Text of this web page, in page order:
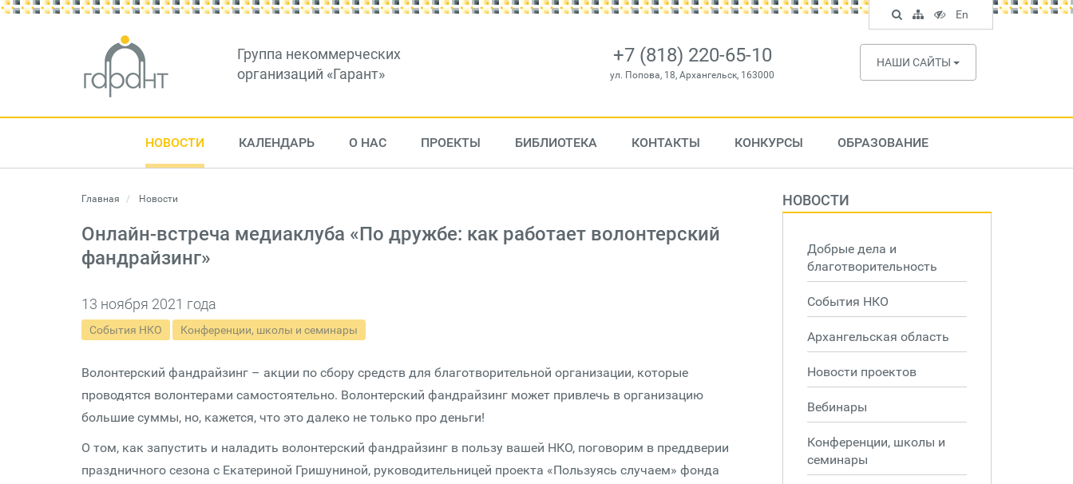
Группа некоммерческих
организаций «Гарант»
+7 (818) 220-65-10
ул. Попова, 18, Архангельск, 163000
НАШИ САЙТЫ
НОВОСТИ КАЛЕНДАРЬ О НАС ПРОЕКТЫ БИБЛИОТЕКА КОНТАКТЫ КОНКУРСЫ ОБРАЗОВАНИЕ
Главная Новости
Онлайн-встреча медиаклуба «По дружбе: как работает волонтерский
фандрайзинг»
13 ноября 2021 года
События НКО Конференции, школы и семинары
Волонтерский фандрайзинг – акции по сбору средств для благотворительной организации, которые
проводятся волонтерами самостоятельно. Волонтерский фандрайзинг может привлечь в организацию
большие суммы, но, кажется, что это далеко не только про деньги!
О том, как запустить и наладить волонтерский фандрайзинг в пользу вашей НКО, поговорим в преддверии
праздничного сезона с Екатериной Гришуниной, руководительницей проекта «Пользуясь случаем» фонда
НОВОСТИ
Добрые дела и
благотворительность
События НКО
Архангельская область
Новости проектов
Вебинары
Конференции, школы и
семинары
Поиск
по
сайту
Карта
сайта
Версия
для
слабовидящих
En
English